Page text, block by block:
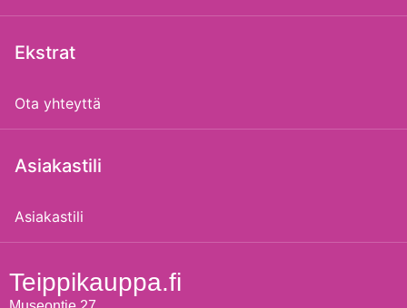
Ekstrat
Ota yhteyttä
Asiakastili
Asiakastili
Teippikauppa.fi